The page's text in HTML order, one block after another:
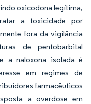
oxicodona legítima,
a toxicidade por
fora da vigilância
de pentobarbital
a naloxona isolada é
em regimes de
farmacêuticos
a overdose em